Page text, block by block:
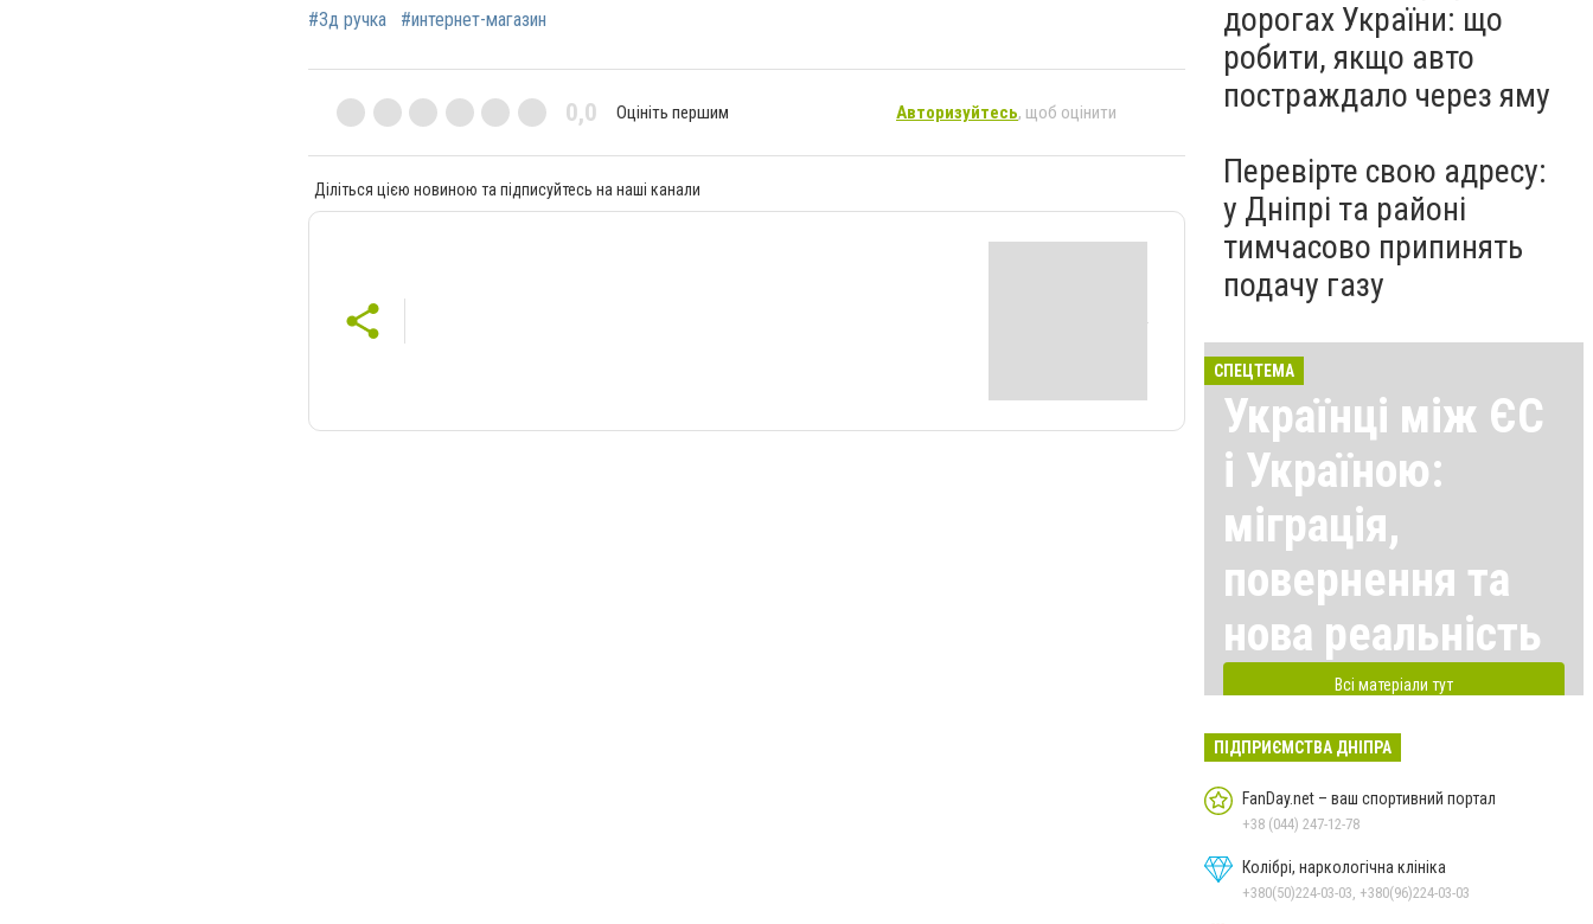
#3д ручка #интернет-магазин
0,0 Оцініть першим Авторизуйтесь, щоб оцінити
Діліться цією новиною та підписуйтесь на наші канали
дорогах України: що
робити, якщо авто
постраждало через яму
Перевірте свою адресу:
у Дніпрі та районі
тимчасово припинять
подачу газу
СПЕЦТЕМА
Українці між ЄС
і Україною:
міграція,
повернення та
нова реальність
Всі матеріали тут
ПІДПРИЄМСТВА ДНІПРА
FanDay.net – ваш спортивний портал
+38 (044) 247-12-78
Колібрі, наркологічна клініка
+380(50)224-03-03, +380(96)224-03-03